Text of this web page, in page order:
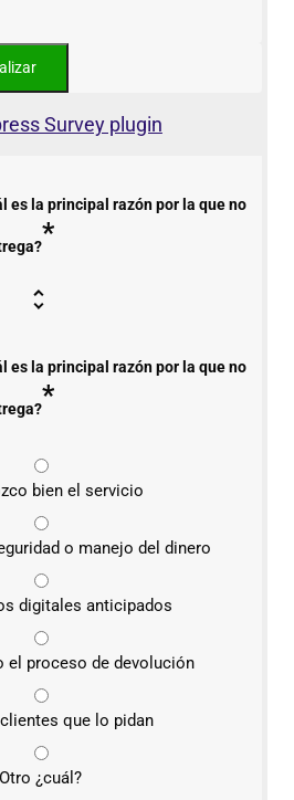
Survey plugin
es la principal razón por la que no
*
es la principal razón por la que no
*
bien el servicio
o manejo del dinero
digitales anticipados
el proceso de devolución
que lo pidan
Otro ¿cuál?